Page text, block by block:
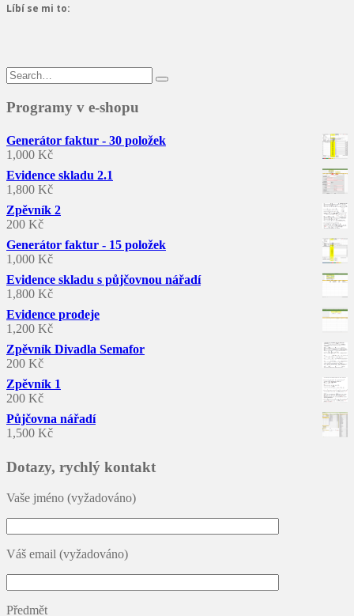
Líbí se mi to:
Search
for:
Programy v e-shopu
Generátor faktur - 30 položek
1,000 Kč
Evidence skladu 2.1
1,800 Kč
Zpěvník 2
200 Kč
Generátor faktur - 15 položek
1,000 Kč
Evidence skladu s půjčovnou nářadí
1,800 Kč
Evidence prodeje
1,200 Kč
Zpěvník Divadla Semafor
200 Kč
Zpěvník 1
200 Kč
Půjčovna nářadí
1,500 Kč
Dotazy, rychlý kontakt
Vaše jméno (vyžadováno)
Váš email (vyžadováno)
Předmět